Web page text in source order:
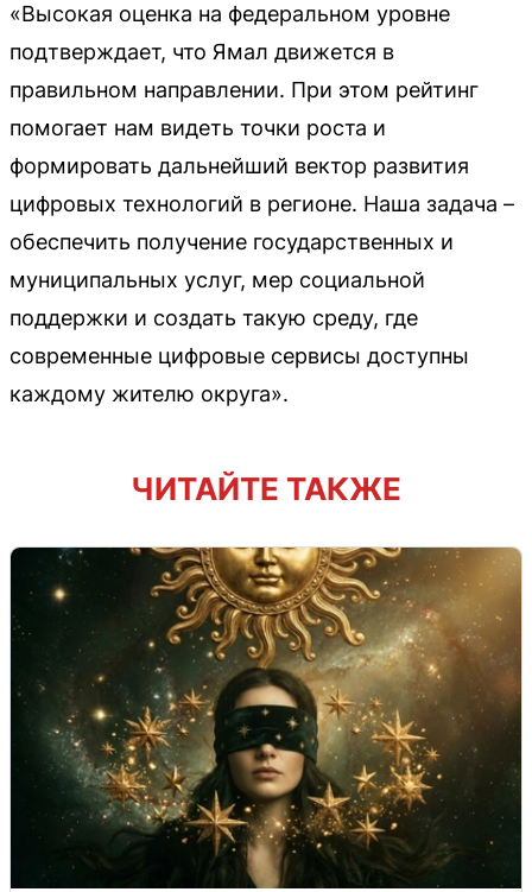
«Высокая оценка на федеральном уровне
подтверждает, что Ямал движется в
правильном направлении. При этом рейтинг
помогает нам видеть точки роста и
формировать дальнейший вектор развития
цифровых технологий в регионе. Наша задача –
обеспечить получение государственных и
муниципальных услуг, мер социальной
поддержки и создать такую среду, где
современные цифровые сервисы доступны
каждому жителю округа».
ЧИТАЙТЕ ТАКЖЕ